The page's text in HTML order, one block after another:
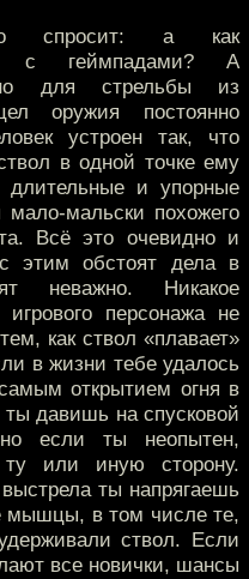
спросит: а как
с геймпадами? А
для стрельбы из
оружия постоянно
устроен так, что
в одной точке ему
длительные и упорные
мальски похожего
Всё это очевидно и
этим обстоят дела в
неважно. Никакое
персонажа не
как ствол «плавает»
в жизни тебе удалось
открытием огня в
давишь на спусковой
если ты неопытен,
или иную сторону.
ты напрягаешь
мышцы, в том числе те,
ствол. Если
все новички, шансы